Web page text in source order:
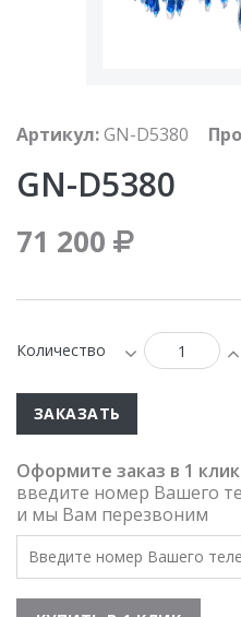
Артикул:GN-D5380
GN-D5380
71 200
Количество
ЗАКАЗАТЬ
Оформите заказ в 1
введите номер Вашего
и мы Вам перезвоним